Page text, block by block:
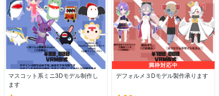
マスコット系ミニ3Dモデル制作し
ます
満枠対応中
デフォルメ３Dモデル製作承ります